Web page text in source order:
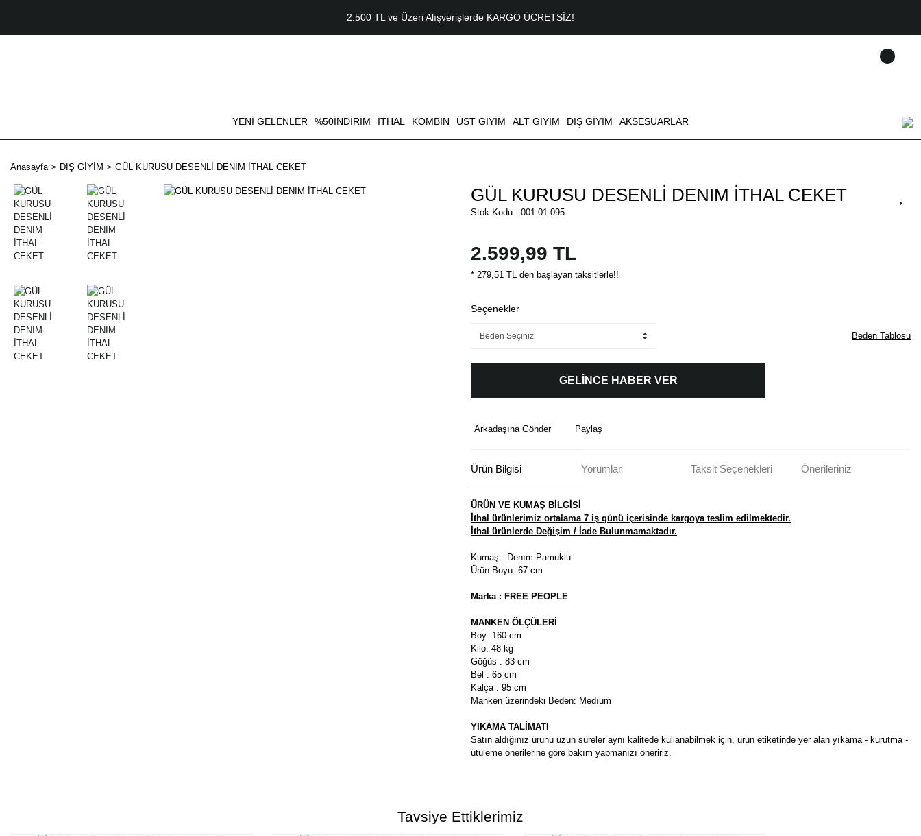
2.500 TL ve Üzeri Alışverişlerde KARGO ÜCRETSİZ!
YENİ GELENLER %50İNDİRİM İTHAL KOMBİN ÜST GİYİM ALT GİYİM DIŞ GİYİM AKSESUARLAR
Anasayfa DIŞ GİYİM GÜL KURUSU DESENLİ DENIM İTHAL CEKET
GÜL KURUSU DESENLİ DENIM İTHAL CEKET
Stok Kodu : 001.01.095
2.599,99 TL
* 279,51 TL den başlayan taksitlerle!!
Seçenekler
Beden Tablosu
GELİNCE HABER VER
Arkadaşına Gönder Paylaş
Ürün Bilgisi Yorumlar Taksit Seçenekleri Önerileriniz
ÜRÜN VE KUMAŞ BİLGİSİ
İthal ürünlerimiz ortalama 7 iş günü içerisinde kargoya teslim edilmektedir.
İthal ürünlerde Değişim / İade Bulunmamaktadır.
Kumaş : Denım-Pamuklu
Ürün Boyu :67 cm
Marka : FREE PEOPLE
MANKEN ÖLÇÜLERİ
Boy: 160 cm
Kilo: 48 kg
Göğüs : 83 cm
Bel : 65 cm
Kalça : 95 cm
Manken üzerindeki Beden: Medıum
YIKAMA TALİMATI
Satın aldığınız ürünü uzun süreler aynı kalitede kullanabilmek için, ürün etiketinde yer alan yıkama - kurutma -
ütüleme önerilerine göre bakım yapmanızı öneririz.
Görüş ve önerileriniz için teşekkür ederiz.
Tavsiye Ettiklerimiz